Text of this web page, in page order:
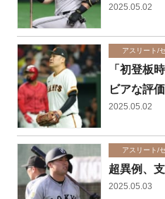
2025.05.02
アスリート/
「初登板
ビアな評
2025.05.02
アスリート/
超異例、
2025.05.03